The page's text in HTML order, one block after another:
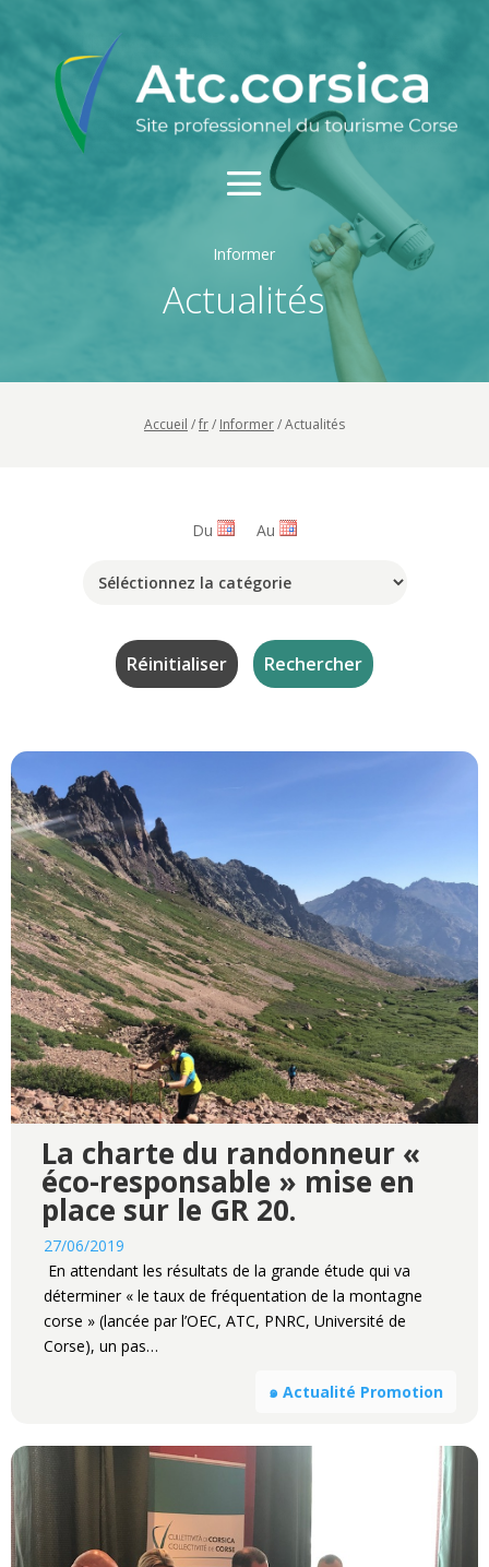
Informer
Actualités
Accueil /fr/ Informer/Actualités
Du Au
La charte du randonneur «
éco-responsable » mise en
place sur le GR 20.
27/06/2019
En attendant les résultats de la grande étude qui va
déterminer « le taux de fréquentation de la montagne
corse » (lancée par l’OEC, ATC, PNRC, Université de
Corse), un pas…
๑ Actualité Promotion